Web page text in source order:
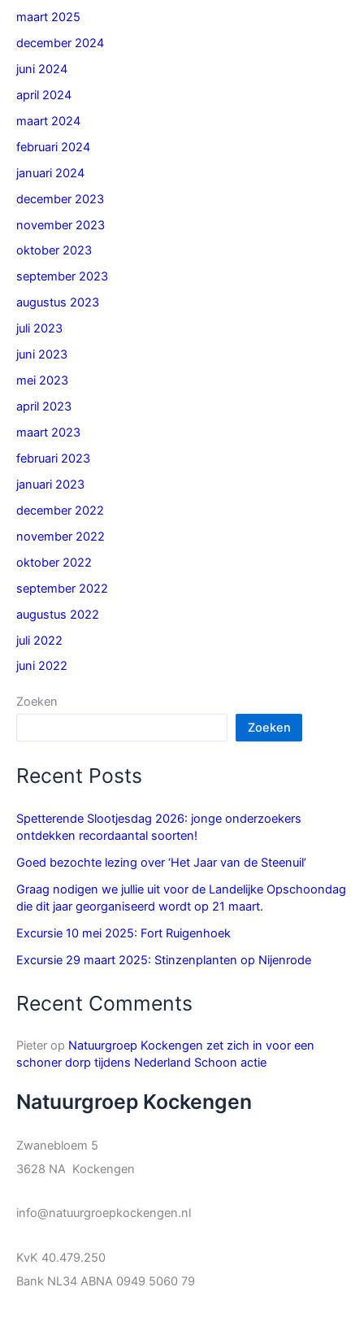
maart 2025
december 2024
juni 2024
april 2024
maart 2024
februari 2024
januari 2024
december 2023
november 2023
oktober 2023
september 2023
augustus 2023
juli 2023
juni 2023
mei 2023
april 2023
maart 2023
februari 2023
januari 2023
december 2022
november 2022
oktober 2022
september 2022
augustus 2022
juli 2022
juni 2022
Zoeken
Zoeken
Recent Posts
Spetterende Slootjesdag 2026: jonge onderzoekers
ontdekken recordaantal soorten!
Goed bezochte lezing over ‘Het Jaar van de Steenuil’
Graag nodigen we jullie uit voor de Landelijke Opschoondag
die dit jaar georganiseerd wordt op 21 maart.
Excursie 10 mei 2025: Fort Ruigenhoek
Excursie 29 maart 2025: Stinzenplanten op Nijenrode
Recent Comments
Pieter op Natuurgroep Kockengen zet zich in voor een
schoner dorp tijdens Nederland Schoon actie
Natuurgroep Kockengen
Zwanebloem 5
3628 NA Kockengen
info@natuurgroepkockengen.nl
KvK 40.479.250
Bank NL34 ABNA 0949 5060 79